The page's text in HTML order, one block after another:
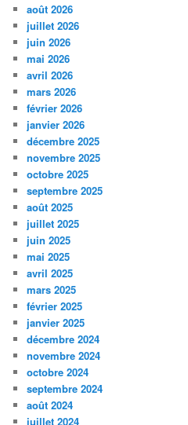
août 2026
juillet 2026
juin 2026
mai 2026
avril 2026
mars 2026
février 2026
janvier 2026
décembre 2025
novembre 2025
octobre 2025
septembre 2025
août 2025
juillet 2025
juin 2025
mai 2025
avril 2025
mars 2025
février 2025
janvier 2025
décembre 2024
novembre 2024
octobre 2024
septembre 2024
août 2024
juillet 2024